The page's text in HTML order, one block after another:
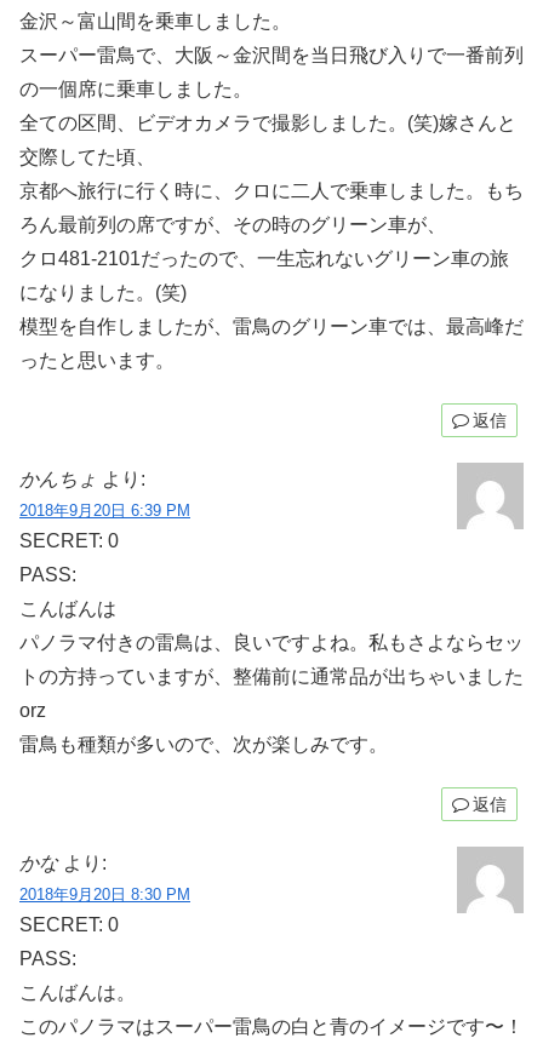
金沢～富山間を乗車しました。
スーパー雷鳥で、大阪～金沢間を当日飛び入りで一番前列
の一個席に乗車しました。
全ての区間、ビデオカメラで撮影しました。(笑)嫁さんと
交際してた頃、
京都へ旅行に行く時に、クロに二人で乗車しました。もち
ろん最前列の席ですが、その時のグリーン車が、
クロ481-2101だったので、一生忘れないグリーン車の旅
になりました。(笑)
模型を自作しましたが、雷鳥のグリーン車では、最高峰だ
ったと思います。
返信
かんちょ より:
2018年9月20日 6:39 PM
SECRET: 0
PASS:
こんばんは
パノラマ付きの雷鳥は、良いですよね。私もさよならセッ
トの方持っていますが、整備前に通常品が出ちゃいました
orz
雷鳥も種類が多いので、次が楽しみです。
返信
かな より:
2018年9月20日 8:30 PM
SECRET: 0
PASS:
こんばんは。
このパノラマはスーパー雷鳥の白と青のイメージです〜！